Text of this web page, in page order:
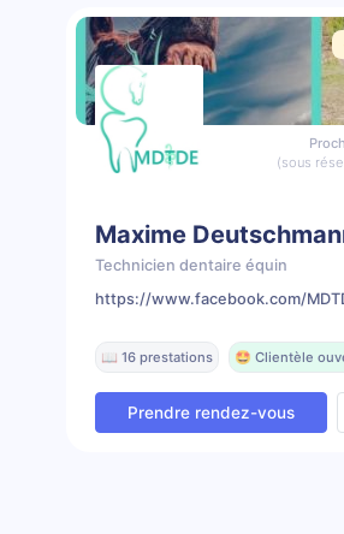
(sous
Maxime
Technicien dentaire équin
https://www.facebook.com/
📖 16 prestations 🤩 Clientèle
Prendre rendez-vous